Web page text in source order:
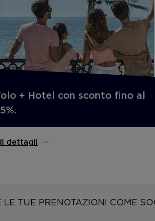
+ Hotel con sconto fino al
dettagli
LE TUE PRENOTAZIONI COME